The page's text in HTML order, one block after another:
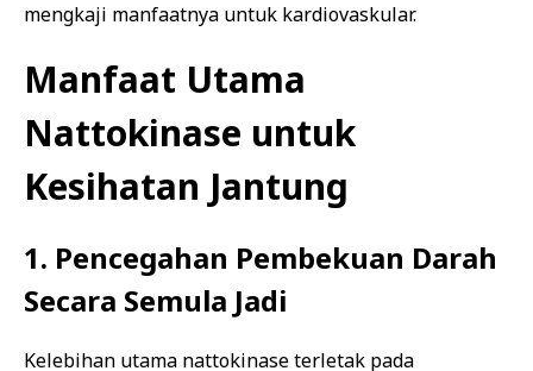
mengkaji manfaatnya untuk kardiovaskular.
Manfaat Utama
Nattokinase untuk
Kesihatan Jantung
1. Pencegahan Pembekuan Darah
Secara Semula Jadi
Kelebihan utama nattokinase terletak pada